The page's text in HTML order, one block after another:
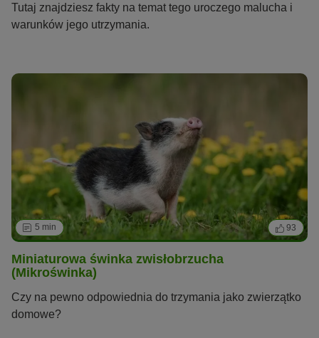
Tutaj znajdziesz fakty na temat tego uroczego malucha i
warunków jego utrzymania.
5 min 93
Miniaturowa świnka zwisłobrzucha
(Mikroświnka)
Czy na pewno odpowiednia do trzymania jako zwierzątko
domowe?